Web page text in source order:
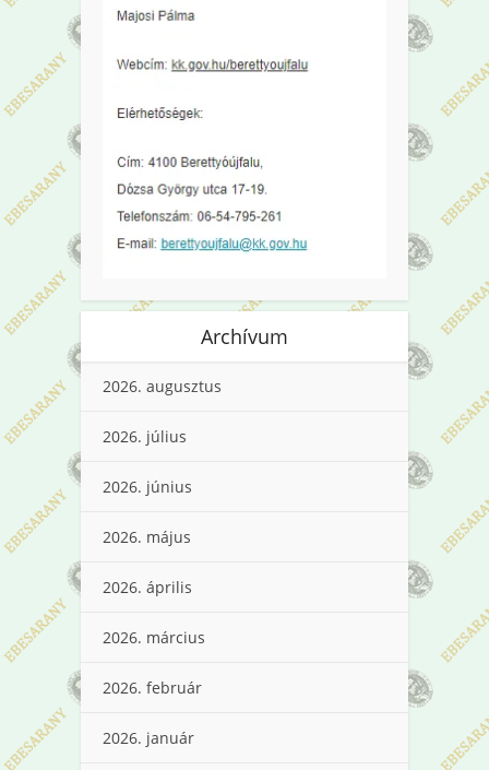
Archívum
2026. augusztus
2026. július
2026. június
2026. május
2026. április
2026. március
2026. február
2026. január